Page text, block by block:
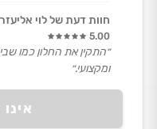
חוות דעת של לוי
5.00
״התקין את החלון כמו
ומקצועי.״